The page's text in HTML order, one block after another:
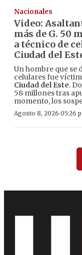
Nacionales
Video:
más de G. 50
a técnico de
Ciudad del
Un hombre que se
celulares fue
Ciudad del Este.
58 millones tras
momento, los
Agosto 8, 2026 05:26